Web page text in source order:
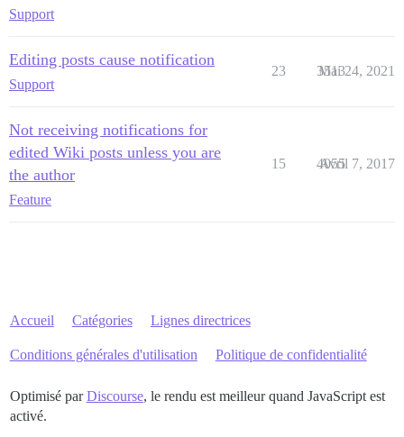
Support
Editing posts cause notification
Support
23 3513
Mai 24, 2021
Not receiving notifications for
edited Wiki posts unless you are
the author
Feature
15 4055
Avril 7, 2017
Accueil Catégories Lignes directrices
Conditions générales d'utilisation Politique de confidentialité
Optimisé parDiscourse, le rendu est meilleur quand JavaScript est
activé.